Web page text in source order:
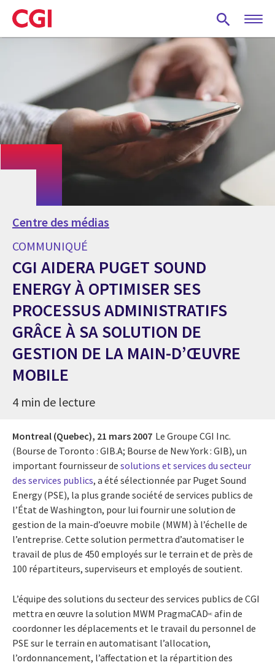
Skip
to
main
Centre des médias
COMMUNIQUÉ
CGI AIDERA PUGET SOUND
ENERGY À OPTIMISER SES
PROCESSUS ADMINISTRATIFS
GRÂCE À SA SOLUTION DE
GESTION DE LA MAIN-D’ŒUVRE
MOBILE
4 min de lecture
Montreal (Quebec), 21 mars 2007 Le Groupe CGI Inc.
(Bourse de Toronto : GIB.A; Bourse de New York : GIB), un
important fournisseur de solutions et services du secteur
des services publics, a été sélectionnée par Puget Sound
Energy (PSE), la plus grande société de services publics de
l’État de Washington, pour lui fournir une solution de
gestion de la main-d’oeuvre mobile (MWM) à l’échelle de
l’entreprise. Cette solution permettra d’automatiser le
travail de plus de 450 employés sur le terrain et de près de
100 répartiteurs, superviseurs et employés de soutient.
L’équipe des solutions du secteur des services publics de CGI
mettra en œuvre la solution MWM PragmaCADMC afin de
coordonner les déplacements et le travail du personnel de
PSE sur le terrain en automatisant l’allocation,
l’ordonnancement, l’affectation et la répartition des